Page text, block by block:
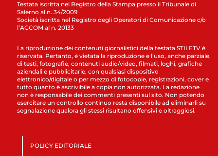
Testata iscritta nel Registro della Stampa presso il Tribunale di
Salerno al n. 34/2009
Società iscritta nel Registro degli Operatori di Comunicazione c/o
l’AGCOM al n. 20133
La riproduzione dei contenuti giornalistici della testata STILETV è
riservata. Pertanto, è vietata la riproduzione e l’uso, anche parziale,
di testi, fotografie, contenuti audio/video, filmati, loghi, grafiche
aziendali e pubblicitarie, con qualsiasi dispositivo
elettronico/digitale o per mezzo di fotocopie, registrazioni, cover e
tutto quanto è ascrivibile a copia non autorizzata. La redazione
non è responsabile dei commenti presenti sul sito. Non potendo
esercitare un controllo continuo resta disponibile ad eliminarli su
segnalazione qualora gli stessi risultano offensivi e oltraggiosi.
POLICY EDITORIALE